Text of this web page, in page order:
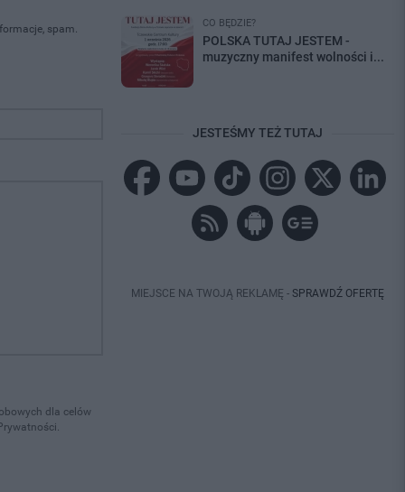
spam.
dla celów
CO BĘDZIE?
POLSKA TUTAJ JESTEM -
muzyczny manifest wolności i...
JESTEŚMY TEŻ TUTAJ
MIEJSCE NA TWOJĄ REKLAMĘ - SPRAWDŹ OFERTĘ